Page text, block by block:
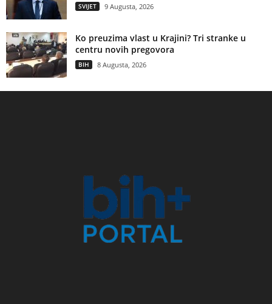
SVIJET 9 Augusta, 2026
Ko preuzima vlast u Krajini? Tri stranke u
centru novih pregovora
BIH 8 Augusta, 2026